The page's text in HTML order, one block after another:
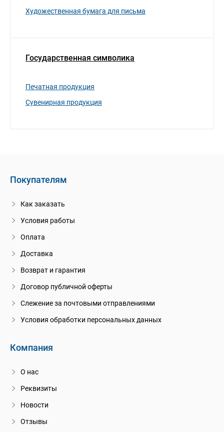
Художественная бумага для письма
Государственная символика
Печатная продукция
Сувенирная продукция
Покупателям
Как заказать
Условия работы
Оплата
Доставка
Возврат и гарантия
Договор публичной оферты
Слежение за почтовыми отправлениями
Условия обработки персональных данных
Компания
О нас
Реквизиты
Новости
Отзывы